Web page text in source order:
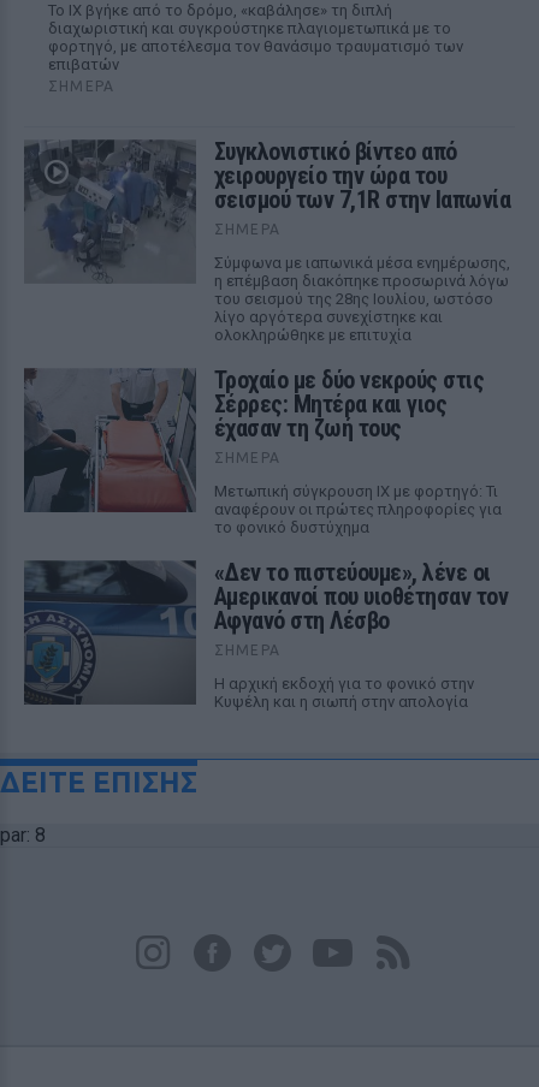
Το ΙΧ βγήκε από το δρόμο, «καβάλησε» τη διπλή
διαχωριστική και συγκρούστηκε πλαγιομετωπικά με το
φορτηγό, με αποτέλεσμα τον θανάσιμο τραυματισμό των
επιβατών
ΣΉΜΕΡΑ
Συγκλονιστικό βίντεο από
χειρουργείο την ώρα του
σεισμού των 7,1R στην Ιαπωνία
ΣΉΜΕΡΑ
Σύμφωνα με ιαπωνικά μέσα ενημέρωσης,
η επέμβαση διακόπηκε προσωρινά λόγω
του σεισμού της 28ης Ιουλίου, ωστόσο
λίγο αργότερα συνεχίστηκε και
ολοκληρώθηκε με επιτυχία
Τροχαίο με δύο νεκρούς στις
Σέρρες: Μητέρα και γιος
έχασαν τη ζωή τους
ΣΉΜΕΡΑ
Μετωπική σύγκρουση ΙΧ με φορτηγό: Τι
αναφέρουν οι πρώτες πληροφορίες για
το φονικό δυστύχημα
«Δεν το πιστεύουμε», λένε οι
Αμερικανοί που υιοθέτησαν τον
Αφγανό στη Λέσβο
ΣΉΜΕΡΑ
Η αρχική εκδοχή για το φονικό στην
Κυψέλη και η σιωπή στην απολογία
ΔΕΙΤΕ ΕΠΙΣΗΣ
par: 8